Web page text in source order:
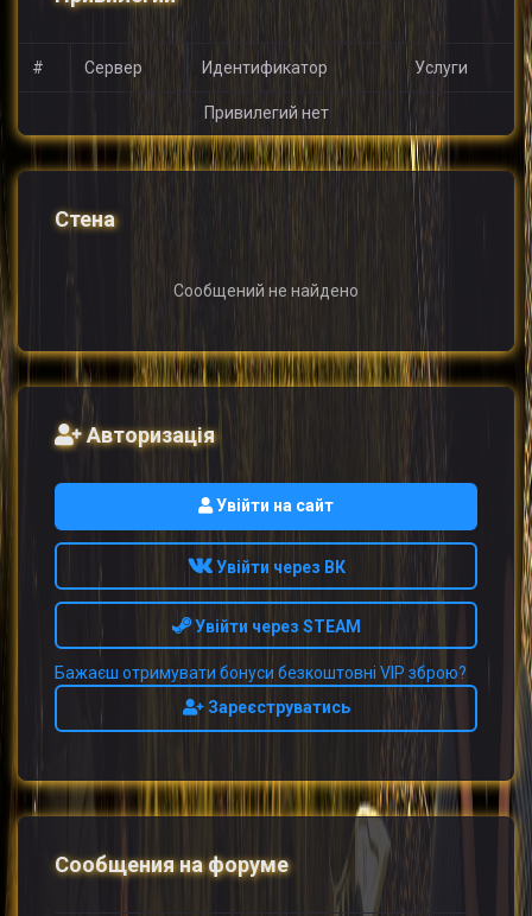
# Сервер Идентификатор Услуги
Привилегий нет
Стена
Сообщений не найдено
Авторизація
Увійти на сайт
Увійти через ВК
Увійти через STEAM
Бажаєш отримувати бонуси безкоштовні VIP зброю?
Зареєструватись
Сообщения на форуме